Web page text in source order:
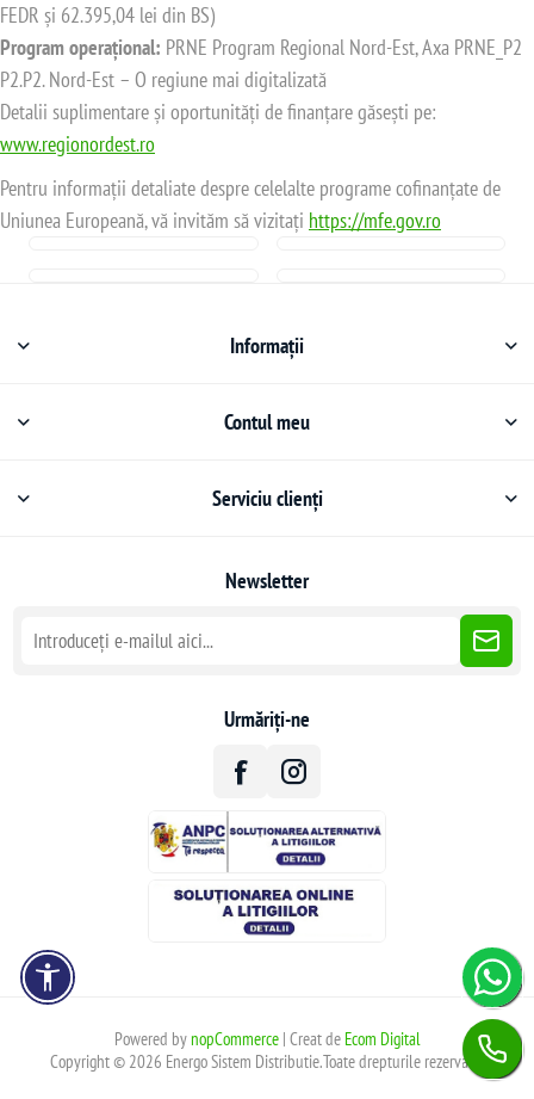
FEDR și 62.395,04 lei din BS)
Program operațional: PRNE Program Regional Nord-Est, Axa PRNE_P2
P2.P2. Nord-Est – O regiune mai digitalizată
Detalii suplimentare și oportunități de finanțare găsești pe:
www.regionordest.ro
Pentru informații detaliate despre celelalte programe cofinanțate de
Uniunea Europeană, vă invităm să vizitați https://mfe.gov.ro
Informații
Contul meu
Serviciu clienți
Newsletter
Urmăriți-ne
Powered bynopCommerce| Creat de Ecom Digital
Copyright © 2026 Energo Sistem Distributie.Toate drepturile rezervate.